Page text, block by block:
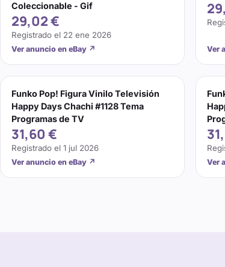
Coleccionable - Gif
29,02 €
Registrado el 22 ene 2026
Ver anuncio en eBay ↗ Ver
Funko Pop! Figura Vinilo Televisión
Happy Days Chachi #1128 Tema
Programas de TV
31,60 €
Registrado el 1 jul 2026
Ver anuncio en eBay ↗ Ver